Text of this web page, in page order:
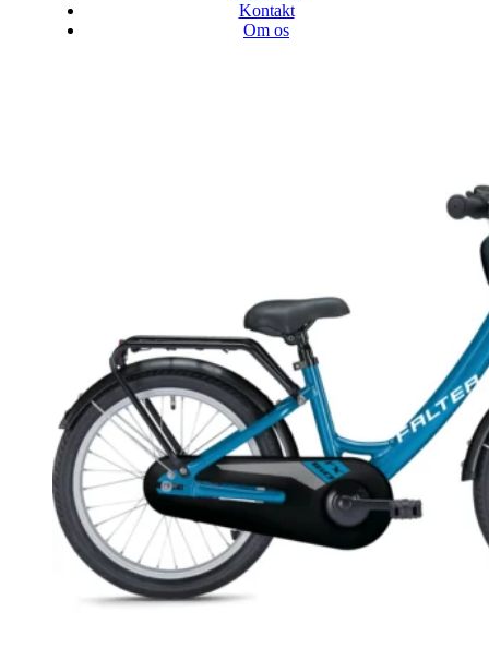
Kontakt
Om os